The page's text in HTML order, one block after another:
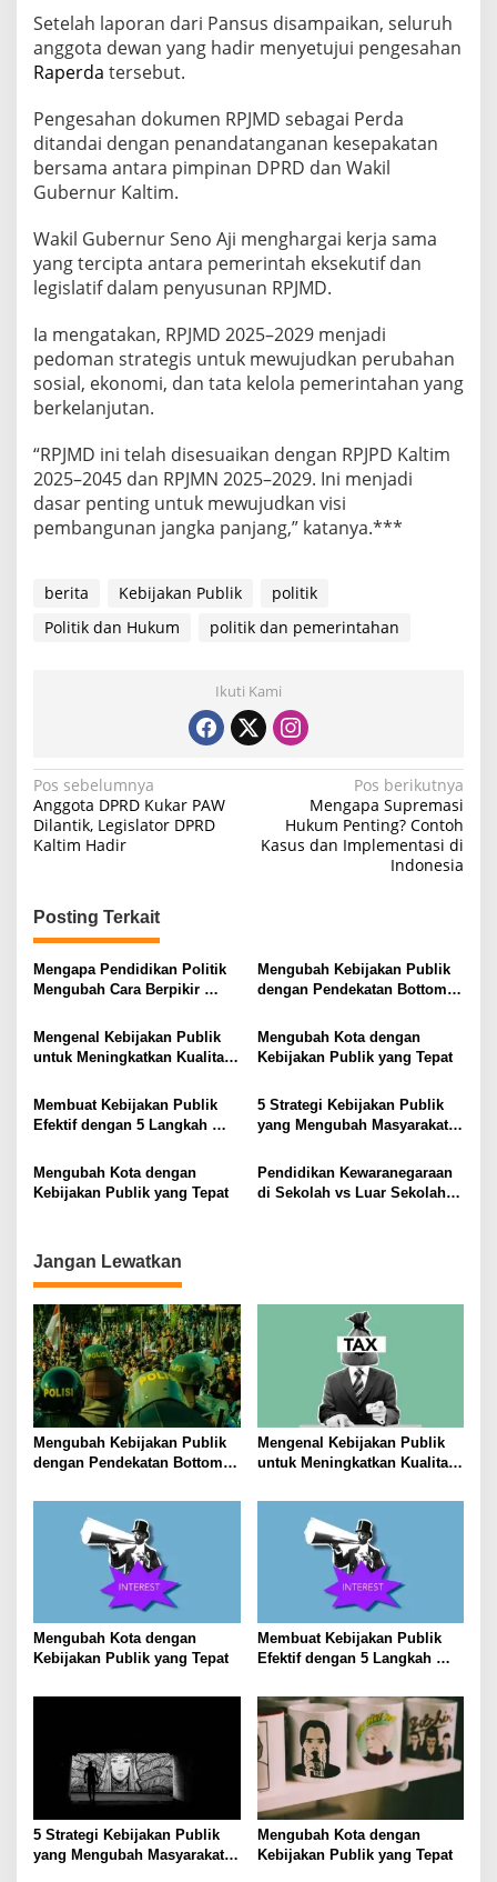
Setelah laporan dari Pansus disampaikan, seluruh
Raperda tersebut.
Pengesahan dokumen RPJMD sebagai Perda
ditandai dengan penandatanganan kesepakatan
bersama antara pimpinan DPRD dan Wakil
Gubernur Kaltim.
Wakil Gubernur Seno Aji menghargai kerja sama
yang tercipta antara pemerintah eksekutif dan
legislatif dalam penyusunan RPJMD.
Ia mengatakan, RPJMD 2025–2029 menjadi
pedoman strategis untuk mewujudkan perubahan
sosial, ekonomi, dan tata kelola pemerintahan yang
berkelanjutan.
“RPJMD ini telah disesuaikan dengan RPJPD Kaltim
2025–2045 dan RPJMN 2025–2029. Ini menjadi
dasar penting untuk mewujudkan visi
pembangunan jangka panjang,” katanya.***
berita Kebijakan Publik
politik
Politik dan Hukum
politik dan pemerintahan
Ikuti Kami
N
a
v
g
a
s
p
o
s
Pos sebelumnya
Anggota DPRD Kukar PAW
Dilantik, Legislator DPRD
Kaltim Hadir
Pos berikutnya
Mengapa Supremasi
Hukum Penting? Contoh
Kasus dan Implementasi di
Indonesia
Posting Terkait
Mengapa Pendidikan Politik
Mengubah Cara Berpikir
Mengubah Kebijakan Publik
dengan Pendekatan Bottom-
Mengenal Kebijakan Publik
untuk Meningkatkan Kualitas
Mengubah Kota dengan
Kebijakan Publik yang Tepat
Membuat Kebijakan Publik
Efektif dengan 5 Langkah
5 Strategi Kebijakan Publik
yang Mengubah Masyarakat
Mengubah Kota dengan
Kebijakan Publik yang Tepat
Pendidikan Kewaranegaraan
di Sekolah vs Luar Sekolah
Jangan Lewatkan
Mengubah Kebijakan Publik
dengan Pendekatan Bottom-
Mengenal Kebijakan Publik
untuk Meningkatkan Kualitas
Mengubah Kota dengan
Kebijakan Publik yang Tepat
Membuat Kebijakan Publik
Efektif dengan 5 Langkah
5 Strategi Kebijakan Publik
yang Mengubah Masyarakat
Mengubah Kota dengan
Kebijakan Publik yang Tepat